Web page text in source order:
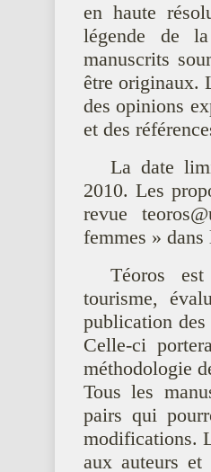
en haute
légende de
manuscrits
être originaux.
des opinions
et des
La date
2010. Les
revue
femmes »
Téoros
tourisme,
publication des
Celle-ci
méthodologie
Tous les
pairs qui
modifications.
aux auteurs et